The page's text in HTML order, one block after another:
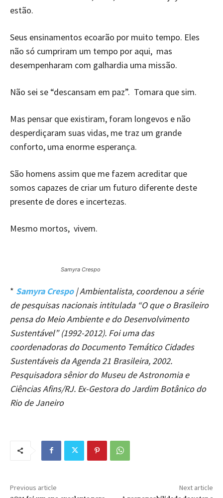
estão.
Seus ensinamentos ecoarão por muito tempo. Eles
não só cumpriram um tempo por aqui, mas
desempenharam com galhardia uma missão.
Não sei se “descansam em paz”. Tomara que sim.
Mas pensar que existiram, foram longevos e não
desperdiçaram suas vidas, me traz um grande
conforto, uma enorme esperança.
São homens assim que me fazem acreditar que
somos capazes de criar um futuro diferente deste
presente de dores e incertezas.
Mesmo mortos, vivem.
Samyra Crespo
* Samyra Crespo| Ambientalista, coordenou a série
de pesquisas nacionais intitulada “O que o Brasileiro
pensa do Meio Ambiente e do Desenvolvimento
Sustentável” (1992-2012). Foi uma das
coordenadoras do Documento Temático Cidades
Sustentáveis da Agenda 21 Brasileira, 2002.
Pesquisadora sênior do Museu de Astronomia e
Ciências Afins/RJ. Ex-Gestora do Jardim Botânico do
Rio de Janeiro
Previous article Next article